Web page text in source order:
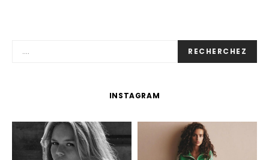
RECHERCHEZ
INSTAGRAM